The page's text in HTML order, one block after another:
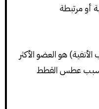
أو مرتبطة
هو العضو الأكثر
سبب عطس القطط